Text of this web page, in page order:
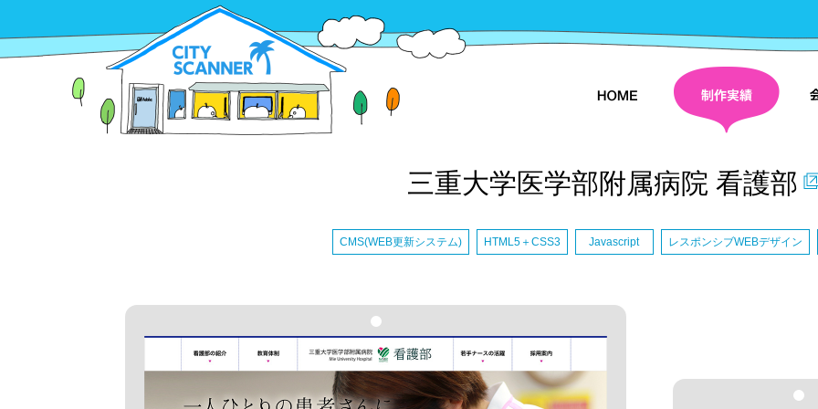
式会社
三重大学医学部附属病院 看護部
CMS(WEB更新システム) HTML5＋CSS3 Javascript レスポンシブWEBデザイン